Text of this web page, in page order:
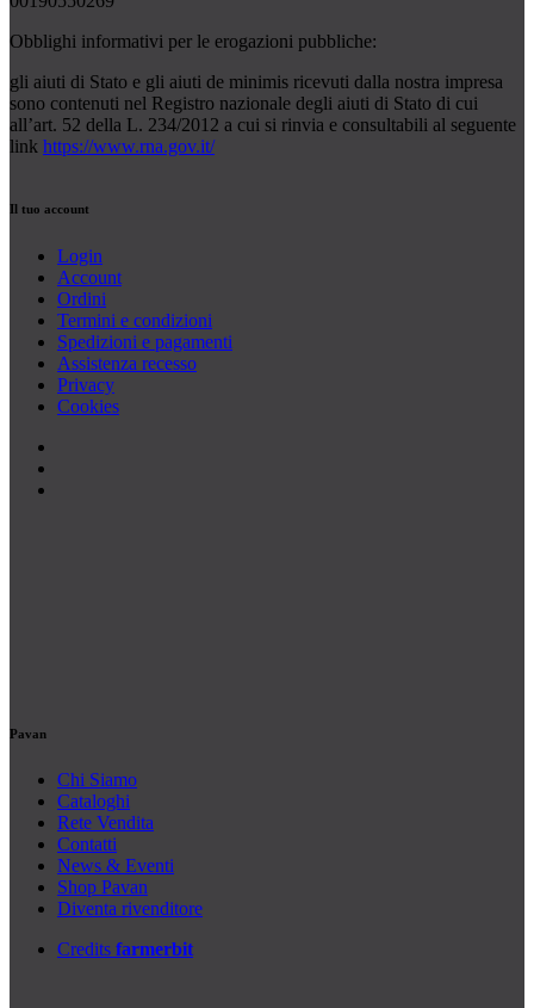
Obblighi informativi per le erogazioni pubbliche:
gli aiuti di Stato e gli aiuti de minimis ricevuti dalla nostra impresa
sono contenuti nel Registro nazionale degli aiuti di Stato di cui
all’art. 52 della L. 234/2012 a cui si rinvia e consultabili al seguente
link https://www.rna.gov.it/
Il tuo account
Login
Account
Ordini
Termini e condizioni
Spedizioni e pagamenti
Assistenza recesso
Privacy
Cookies
Pavan
Chi Siamo
Cataloghi
Rete Vendita
Contatti
News & Eventi
Shop Pavan
Diventa rivenditore
Credits farmerbit